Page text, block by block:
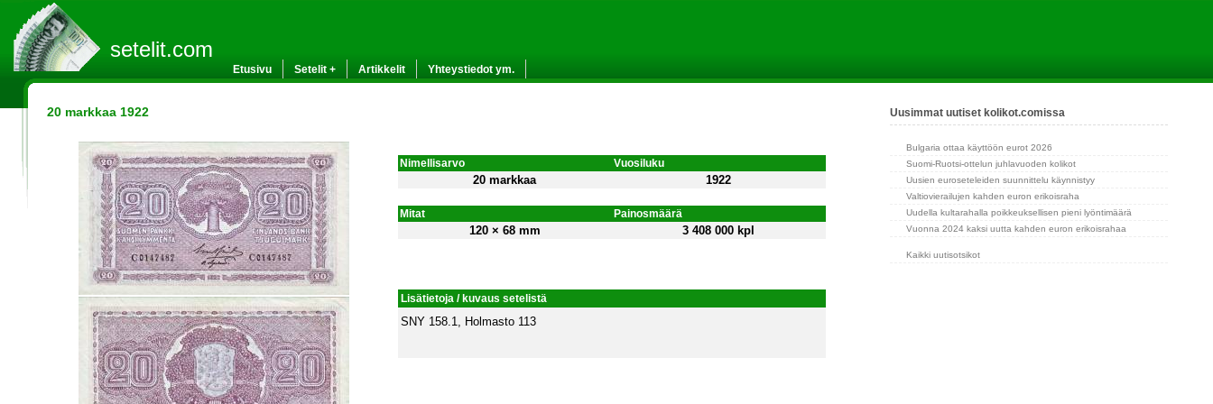
setelit.com
Etusivu Setelit + Artikkelit Yhteystiedot ym.
20 markkaa 1922
Nimellisarvo Vuosiluku
20 markkaa 1922
Mitat Painosmäärä
120 × 68 mm 3 408 000 kpl
Lisätietoja / kuvaus setelistä
SNY 158.1, Holmasto 113
Uusimmat uutiset kolikot.comissa
Bulgaria ottaa käyttöön eurot 2026
Suomi-Ruotsi-ottelun juhlavuoden kolikot
Uusien euroseteleiden suunnittelu käynnistyy
Valtiovierailujen kahden euron erikoisraha
Uudella kultarahalla poikkeuksellisen pieni lyöntimäärä
Vuonna 2024 kaksi uutta kahden euron erikoisrahaa
Kaikki uutisotsikot